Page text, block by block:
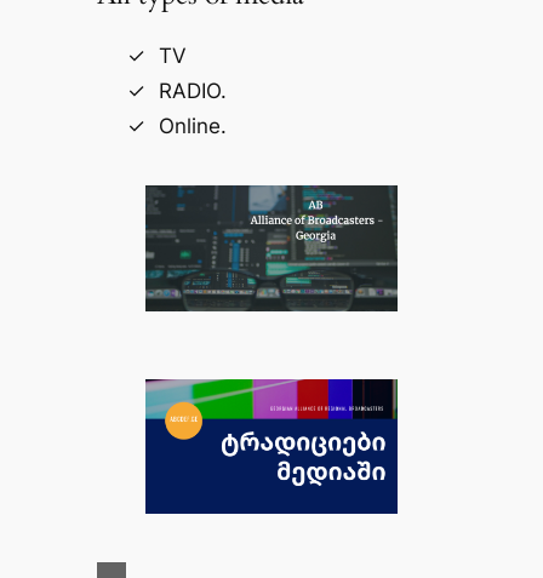
TV
RADIO.
Online.